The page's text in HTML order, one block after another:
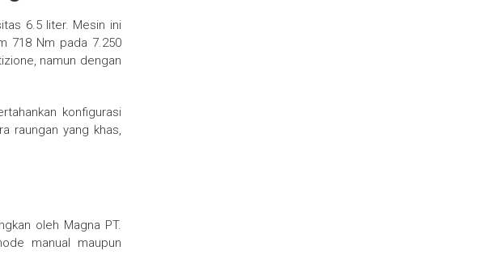
6.5 liter. Mesin ini
718 Nm pada 7.250
namun dengan
konfigurasi
raungan yang khas,
oleh Magna PT.
manual maupun